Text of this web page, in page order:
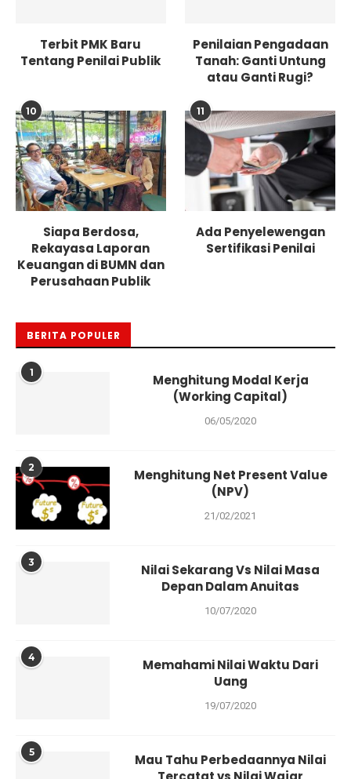
Terbit PMK Baru
Tentang Penilai Publik
Penilaian Pengadaan
Tanah: Ganti Untung
atau Ganti Rugi?
10
Siapa Berdosa,
Rekayasa Laporan
Keuangan di BUMN dan
Perusahaan Publik
11
Ada Penyelewengan
Sertifikasi Penilai
BERITA POPULER
1
Menghitung Modal Kerja
(Working Capital)
06/05/2020
2
Menghitung Net Present Value
(NPV)
21/02/2021
3
Nilai Sekarang Vs Nilai Masa
Depan Dalam Anuitas
10/07/2020
4
Memahami Nilai Waktu Dari
Uang
19/07/2020
5
Mau Tahu Perbedaannya Nilai